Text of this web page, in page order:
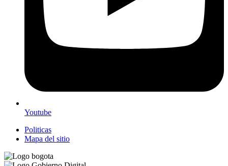
Youtube
Politicas
Mapa del sitio